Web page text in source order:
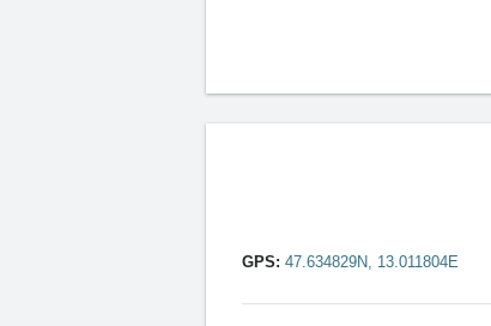
GPS: 47.634829N, 13.011804E